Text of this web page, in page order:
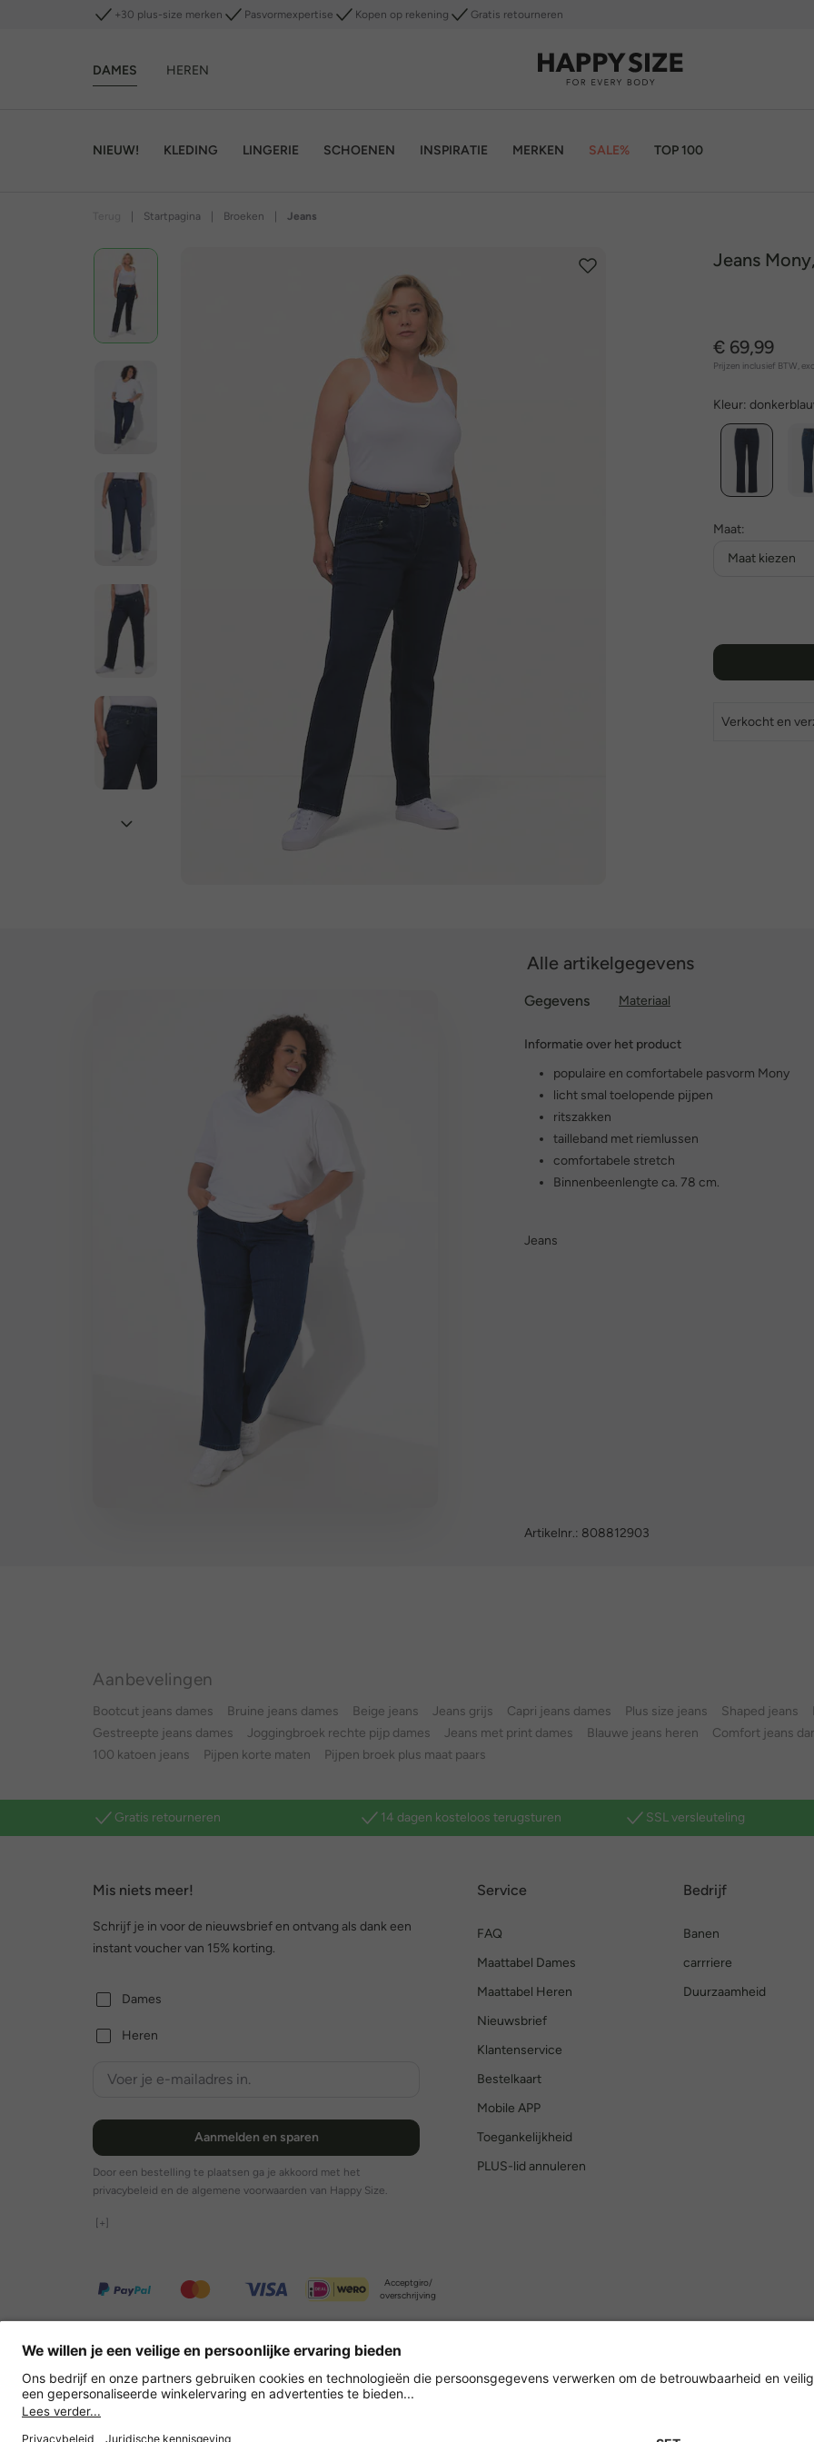
+30 plus-size merken Pasvormexpertise Kopen op rekening Gratis retourneren
DAMES HEREN
NIEUW! KLEDING LINGERIE SCHOENEN INSPIRATIE MERKEN SALE% TOP 100
Startpagina Broeken Jeans
Jeans
€ 69,99
Prijzen inclusief BTW, excl.
Kleur:
Maat:
Maat kiezen
Verkocht en
Alle artikelgegevens
Gegevens Materiaal
Informatie over het product
populaire en comfortabele pasvorm Mony
licht smal toelopende pijpen
ritszakken
tailleband met riemlussen
comfortabele stretch
Binnenbeenlengte ca. 78 cm.
Jeans
Artikelnr.: 808812903
Aanbevelingen
Bootcut jeans dames Bruine jeans dames Beige jeans Jeans grijs Capri jeans dames Plus size jeans Shaped jeans
Gestreepte jeans dames
Joggingbroek rechte pijp dames Jeans met print dames Blauwe jeans heren Comfort jeans
100 katoen jeans
Pijpen korte maten Pijpen broek plus maat paars
Gratis retourneren 14 dagen kosteloos terugsturen SSL versleuteling
Mis niets meer!
Schrijf je in voor de nieuwsbrief en ontvang als dank een
instant voucher van 15% korting.
Dames
Heren
Aanmelden en sparen
Door een bestelling te plaatsen ga je akkoord met het
privacybeleid en de algemene voorwaarden van Happy Size.
[+]
Service
FAQ
Maattabel Dames
Maattabel Heren
Nieuwsbrief
Klantenservice
Bestelkaart
Mobile APP
Toegankelijkheid
PLUS-lid annuleren
Bedrijf
Banen
carrriere
Duurzaamheid
Acceptgiro/
overschrijving
Overige webwinkels
Nederland
Versleuteling met